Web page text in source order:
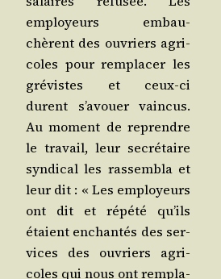
employeurs embau­
chèrent des ouvriers agri­
coles pour rem­pla­cer les
gré­vistes et ceux-ci
durent s’avouer vain­cus.
Au moment de reprendre
le tra­vail, leur secré­taire
syn­di­cal les ras­sem­bla et
leur dit : « Les employeurs
ont dit et répé­té qu’ils
étaient enchan­tés des ser­
vices des ouvriers agri­
coles qui nous ont rem­pla­